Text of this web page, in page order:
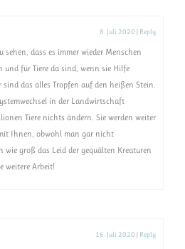
8. Juli 2020 | Reply
sehen, dass es immer wieder Menschen
und für Tiere da sind, wenn sie Hilfe
sind das alles Tropfen auf den heißen Stein.
in der Landwirtschaft
Tiere nichts ändern. Sie werden weiter
Ihnen, obwohl man gar nicht
wie groß das Leid der gequälten Kreaturen
weitere Arbeit!
16. Juli 2020 | Reply